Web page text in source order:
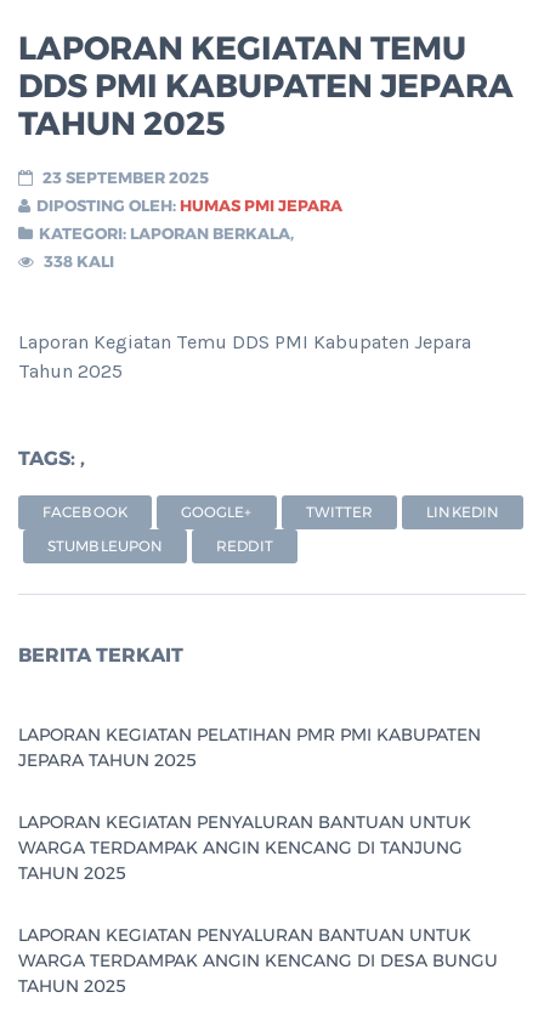
LAPORAN KEGIATAN TEMU
DDS PMI KABUPATEN JEPARA
TAHUN 2025
23 SEPTEMBER 2025
DIPOSTING OLEH: HUMAS PMI JEPARA
KATEGORI: LAPORAN BERKALA,
338 KALI
Laporan Kegiatan Temu DDS PMI Kabupaten Jepara
Tahun 2025
TAGS: ,
FACEBOOK GOOGLE+ TWITTER
LINKEDIN
STUMBLEUPON
REDDIT
BERITA TERKAIT
LAPORAN KEGIATAN PELATIHAN PMR PMI KABUPATEN
JEPARA TAHUN 2025
LAPORAN KEGIATAN PENYALURAN BANTUAN UNTUK
WARGA TERDAMPAK ANGIN KENCANG DI TANJUNG
TAHUN 2025
LAPORAN KEGIATAN PENYALURAN BANTUAN UNTUK
WARGA TERDAMPAK ANGIN KENCANG DI DESA BUNGU
TAHUN 2025